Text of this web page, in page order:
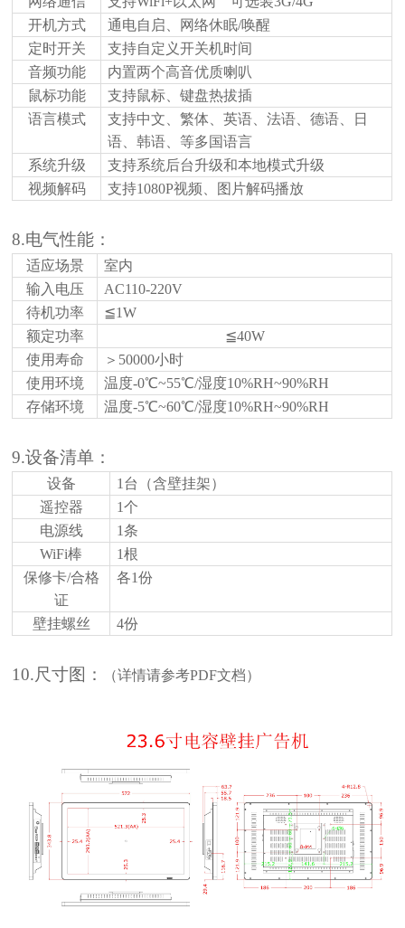
开机方式
通电自启、网络休眠/唤醒
定时开关
支持自定义开关机时间
音频功能
内置两个高音优质喇叭
鼠标功能
支持鼠标、键盘热拔插
语言模式
支持中文、繁体、英语、法语、德语、日
语、韩语、等多国语言
系统升级
支持系统后台升级和本地模式升级
视频解码
支持1080P视频、图片解码播放
8.电气性能：
适应场景
室内
输入电压
AC110-220V
待机功率
≦1W
额定功率
≦40W
使用寿命
＞ 50000小时
使用环境
温度‐0℃~55℃/湿度10%RH~90%RH
存储环境
温度‐5℃~60℃/湿度10%RH~90%RH
9.设备清单：
设备 1台
（含壁挂架）
遥控器
1个
电源线
1条
WiFi棒
1根
保修卡/合格
证
各1份
壁挂螺丝 4份
10.尺寸图： （详情请参考PDF文档）